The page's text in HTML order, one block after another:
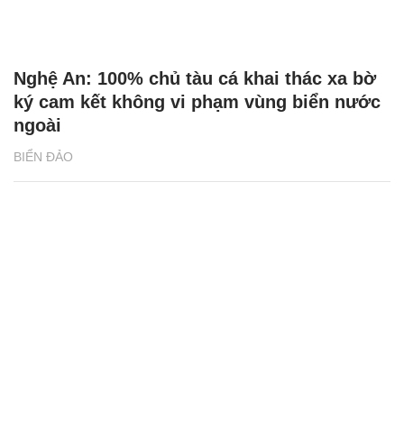
BIỂN ĐẢO
Nghệ An: 100% chủ tàu cá khai thác xa bờ
ký cam kết không vi phạm vùng biển nước
ngoài